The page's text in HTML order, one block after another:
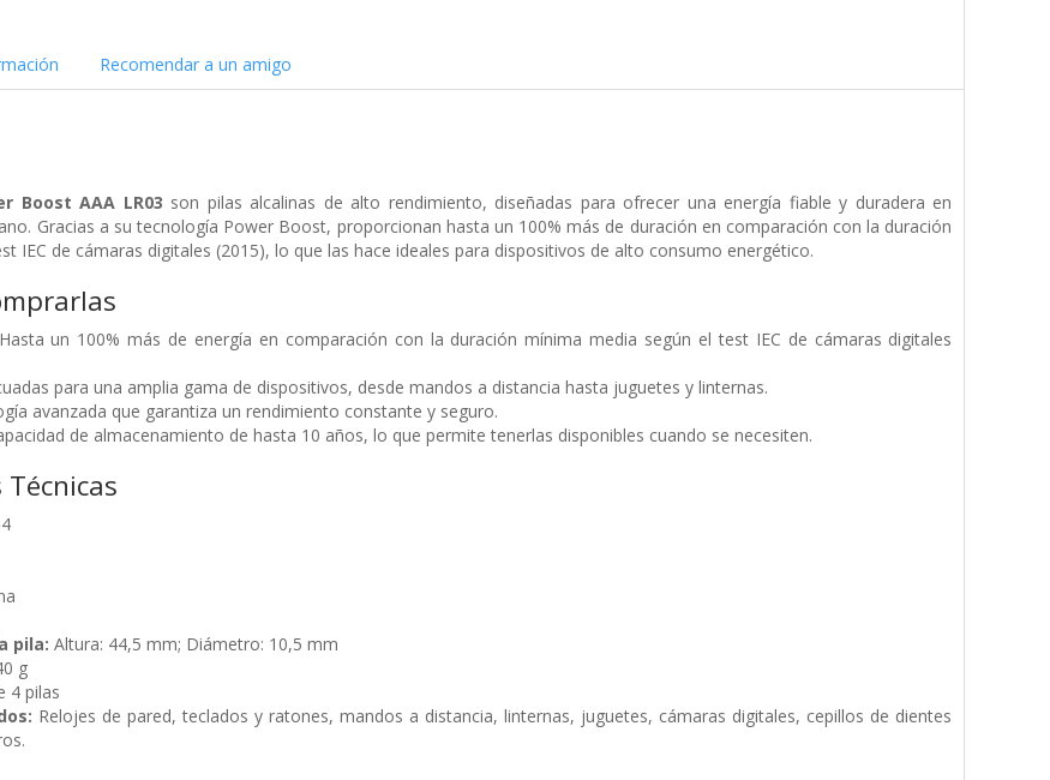
Recomendar a un amigo
Boost AAA LR03 son pilas alcalinas de alto rendimiento, diseñadas para ofrecer una energía fiable y duradera en
Gracias a su tecnología Power Boost, proporcionan hasta un 100% más de duración en comparación con la duración
IEC de cámaras digitales (2015), lo que las hace ideales para dispositivos de alto consumo energético.
Hasta un 100% más de energía en comparación con la duración mínima media según el test IEC de cámaras digitales
para una amplia gama de dispositivos, desde mandos a distancia hasta juguetes y linternas.
avanzada que garantiza un rendimiento constante y seguro.
de almacenamiento de hasta 10 años, lo que permite tenerlas disponibles cuando se necesiten.
Técnicas
pila: Altura: 44,5 mm; Diámetro: 10,5 mm
g
4 pilas
Relojes de pared, teclados y ratones, mandos a distancia, linternas, juguetes, cámaras digitales, cepillos de dientes